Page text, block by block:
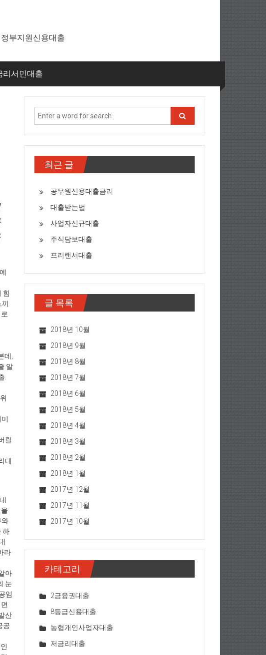
부지원신용대출
리서민대출
힘
데,
알
.
릴
대
와
하
라
아
눈
임
산
공
최근 글
공무원신용대출금리
대출받는법
사업자신규대출
주식담보대출
프리랜서대출
글 목록
2018년 10월
2018년 9월
2018년 8월
2018년 7월
2018년 6월
2018년 5월
2018년 4월
2018년 3월
2018년 2월
2018년 1월
2017년 12월
2017년 11월
2017년 10월
카테고리
2금융권대출
8등급신용대출
농협개인사업자대출
저금리대출